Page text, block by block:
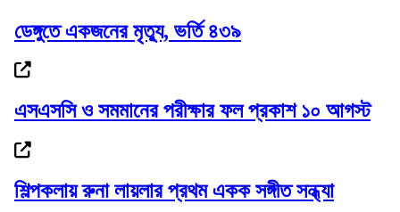
১৮নং ওয়ার্ড বিএনপির উদ্যোগে মতবিনিময় ও...
ডেঙ্গুতে একজনের মৃত্যু, ভর্তি ৪৩৯
এসএসসি ও সমমানের পরীক্ষার ফল প্রকাশ ১০ আগস্ট
শিল্পকলায় রুনা লায়লার প্রথম একক সঙ্গীত সন্ধ্যা